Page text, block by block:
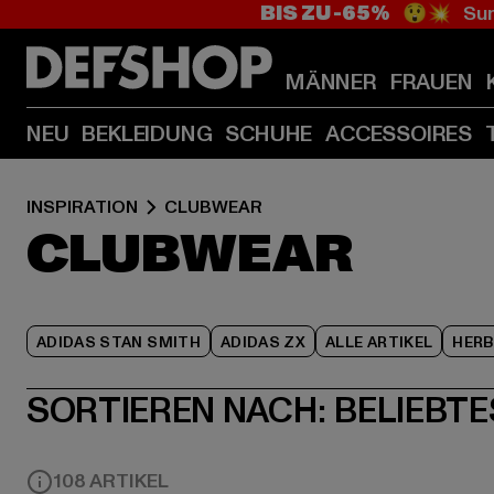
BIS ZU -65% 😲💥
MÄNNER FRAUEN
NEU BEKLEIDUNG SCHUHE ACCESSOIRES
INSPIRATION CLUBWEAR
CLUBWEAR
ADIDAS STAN SMITH ADIDAS ZX ALLE ARTIKEL
SORTIEREN NACH:
108 ARTIKEL